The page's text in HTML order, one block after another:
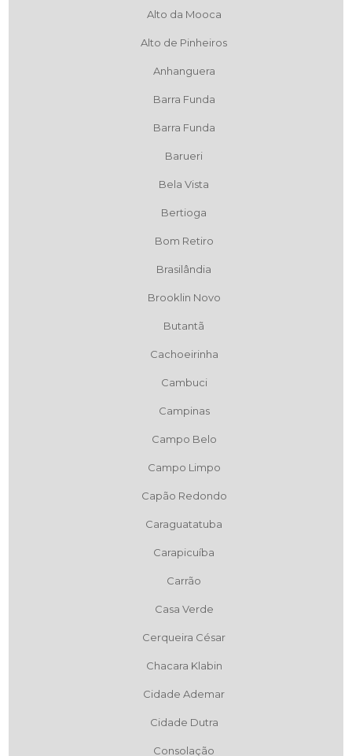
Alto da Mooca
Alto de Pinheiros
Anhanguera
Barra Funda
Barra Funda
Barueri
Bela Vista
Bertioga
Bom Retiro
Brasilândia
Brooklin Novo
Butantã
Cachoeirinha
Cambuci
Campinas
Campo Belo
Campo Limpo
Capão Redondo
Caraguatatuba
Carapicuíba
Carrão
Casa Verde
Cerqueira César
Chacara Klabin
Cidade Ademar
Cidade Dutra
Consolação